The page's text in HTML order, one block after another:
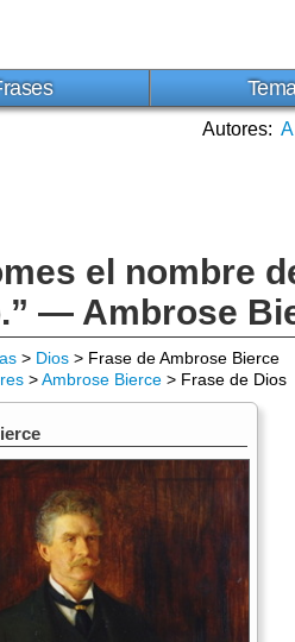
Autores: A
el nombre
— Ambrose
> Dios > Frase de Ambrose Bierce
>Ambrose Bierce > Frase de Dios